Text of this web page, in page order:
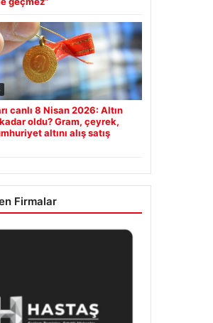
canlı 8 Nisan 2026: Altın
oldu? Gram, çeyrek,
altını alış satış
Firmalar